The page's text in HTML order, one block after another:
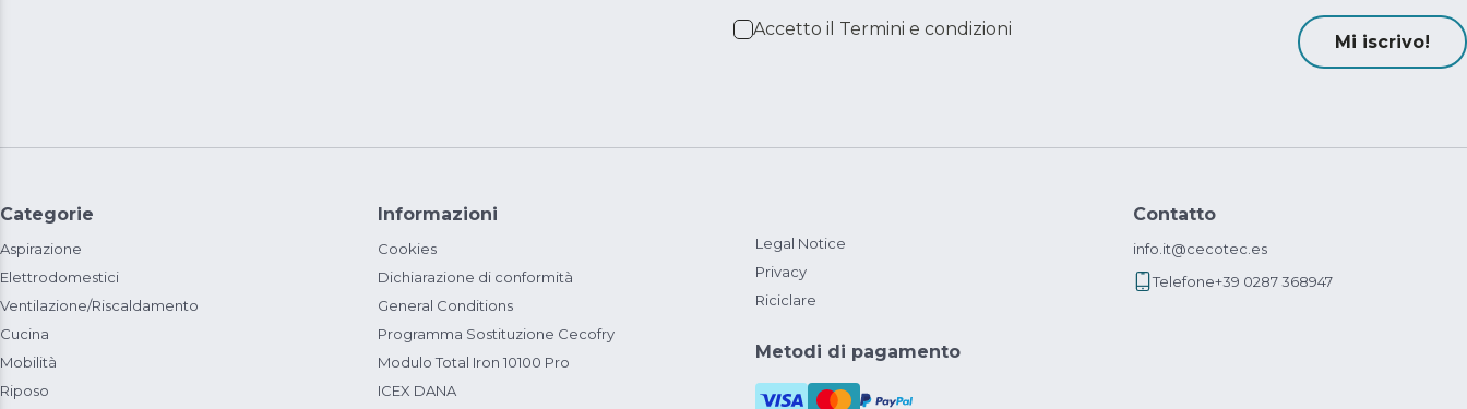
Accetto il Termini e condizioni
Mi iscrivo!
Categorie
Aspirazione
Elettrodomestici
Ventilazione/Riscaldamento
Cucina
Mobilità
Riposo
Informazioni
Cookies
Dichiarazione di conformità
General Conditions
Programma Sostituzione Cecofry
Modulo Total Iron 10100 Pro
ICEX DANA
Legal Notice
Privacy
Riciclare
Metodi di pagamento
Contatto
info.it@cecotec.es
Telefone+39 0287 368947